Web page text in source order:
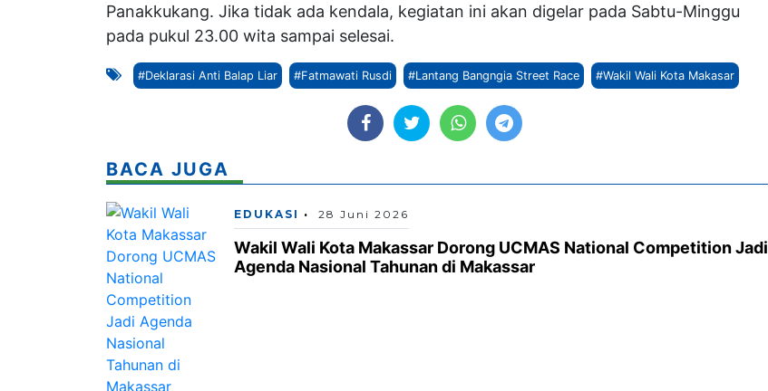
Panakkukang. Jika tidak ada kendala, kegiatan ini akan digelar pada Sabtu-Minggu
pada pukul 23.00 wita sampai selesai.
#Deklarasi Anti Balap Liar #Fatmawati Rusdi #Lantang Bangngia Street Race #Wakil Wali Kota Makasar
BACA JUGA
EDUKASI 28 Juni 2026
Wakil Wali Kota Makassar Dorong UCMAS National Competition Jadi
Agenda Nasional Tahunan di Makassar